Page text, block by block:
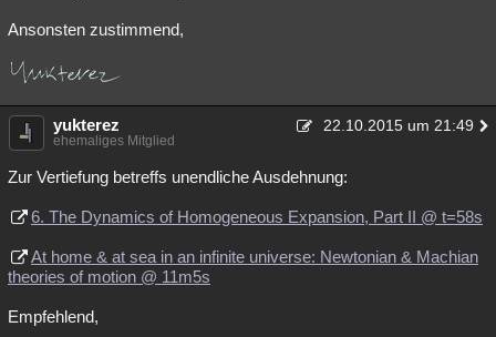
Ansonsten zustimmend,
yukterez 22.10.2015 um 21:49
ehemaliges Mitglied
Zur Vertiefung betreffs unendliche Ausdehnung:
6. The Dynamics of Homogeneous Expansion, Part II @ t=58s
At home & at sea in an infinite universe: Newtonian & Machian
theories of motion @ 11m5s
Empfehlend,